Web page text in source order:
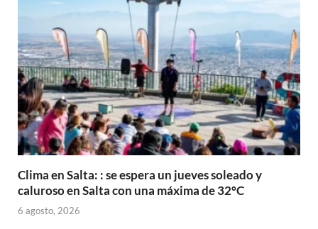
Clima en Salta: : se espera un jueves soleado y
caluroso en Salta con una máxima de 32°C
6 agosto, 2026